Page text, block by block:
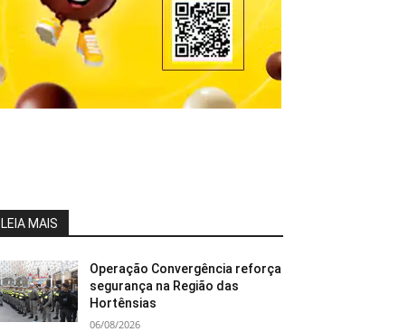
LEIA MAIS
Operação Convergência reforça
segurança na Região das
Hortênsias
06/08/2026